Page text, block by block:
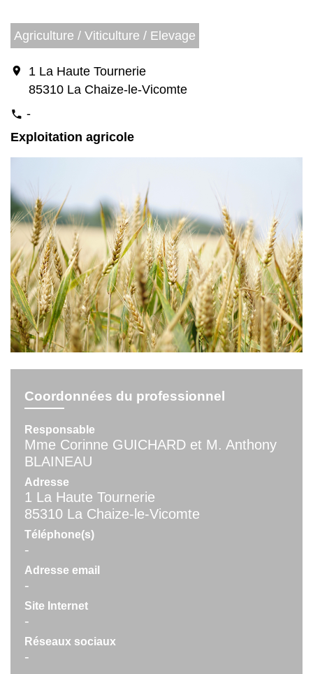
Agriculture / Viticulture / Elevage
location_on
1 La Haute Tournerie
85310 La Chaize-le-Vicomte
phone -
Exploitation agricole
Coordonnées du professionnel
Responsable
Mme Corinne GUICHARD et M. Anthony
BLAINEAU
Adresse
1 La Haute Tournerie
85310 La Chaize-le-Vicomte
Téléphone(s)
-
Adresse email
-
Site Internet
-
Réseaux sociaux
-